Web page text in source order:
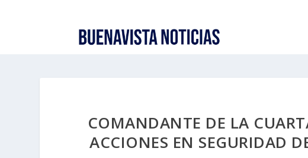
COMANDANTE DE LA
ACCIONES EN SEGURIDAD